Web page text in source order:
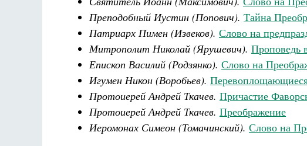
Преподобный Иустин (Попович). Тайна
Патриарх Пимен (Извеков). Слово на
Митрополит Николай (Ярушевич). Проповедь
Епископ Василий (Родзянко). Слово на
Игумен Никон (Воробьев).
Протоиерей Андрей Ткачев. Причастие
Протоиерей Андрей Ткачев. Преображение
Иеромонах Симеон (Томачинский). Слово на